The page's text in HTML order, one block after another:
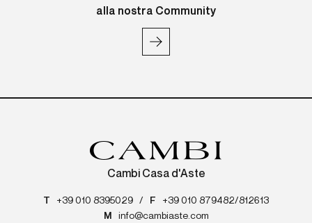
alla nostra Community
Cambi Casa d'Aste
T +39 010 8395029 / F
+39 010 879482/812613
M
info@cambiaste.com